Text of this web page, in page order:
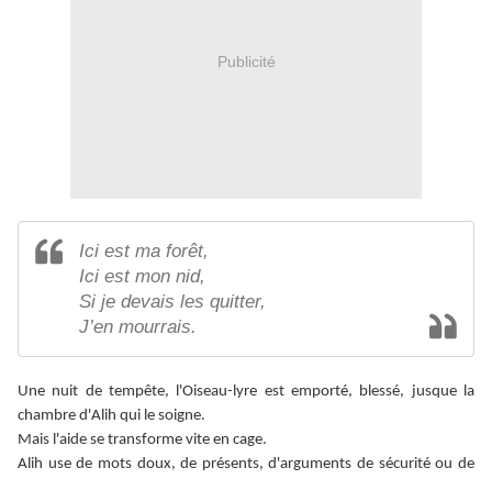
Publicité
Ici est ma forêt,
Ici est mon nid,
Si je devais les quitter,
J’en mourrais.
Une nuit de tempête, l'Oiseau-lyre est emporté, blessé, jusque la
chambre d'Alih qui le soigne.
Mais l'aide se transforme vite en cage.
Alih use de mots doux, de présents, d'arguments de sécurité ou de